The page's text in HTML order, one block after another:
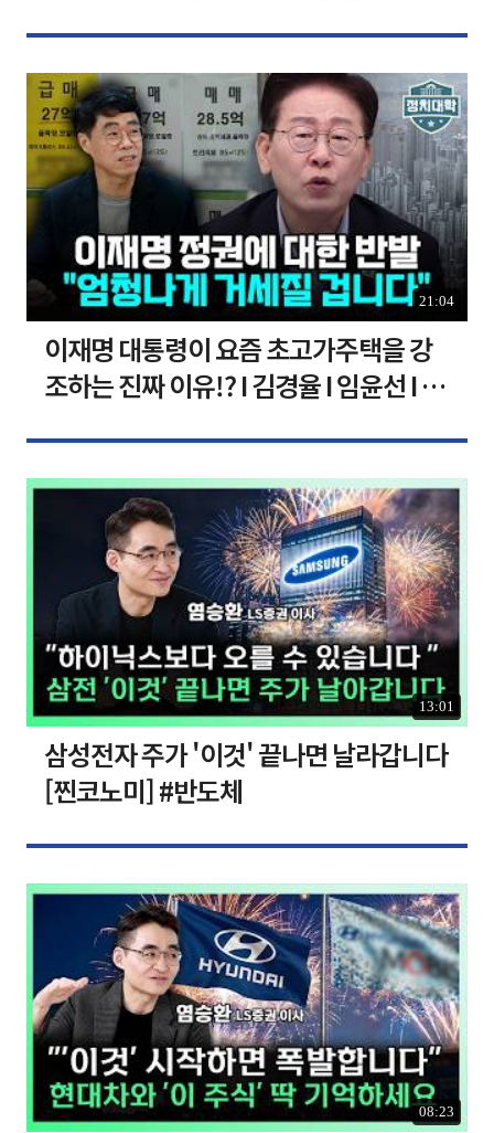
21:04
이재명 대통령이 요즘 초고가주택을 강
조하는 진짜 이유!? I 김경율 I 임윤선 I 정
13:01
삼성전자 주가 '이것' 끝나면 날라갑니다
[찐코노미] #반도체
08:23